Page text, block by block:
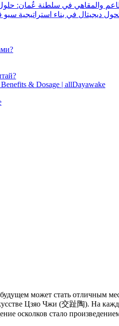
والمقاهي في سلطنة عُمان: حلول
ديجيتال في بناء استراتيجية
& Dosage | allDayawake
может стать отличным
Цзяо Чжи (交趾陶). На
осколков стало